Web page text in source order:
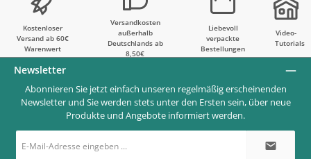
Kostenloser
Versand ab 60€
Warenwert
Versandkosten
außerhalb
Deutschlands ab
8,50€
Liebevoll
verpackte
Bestellungen
Video-
Tutorials
Newsletter
Abonnieren Sie jetzt einfach unseren regelmäßig erscheinenden
Newsletter und Sie werden stets unter den Ersten sein, über neue
Produkte und Angebote informiert werden.
Mail-